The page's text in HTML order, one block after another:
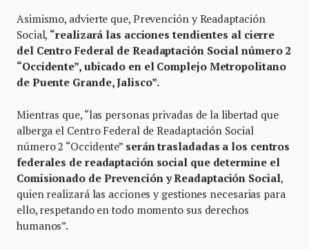
Asimismo, advierte que, Prevención y Readaptación
Social, “realizará las acciones tendientes al cierre
del Centro Federal de Readaptación Social número 2
“Occidente”, ubicado en el Complejo Metropolitano
de Puente Grande, Jalisco”.
Mientras que, “las personas privadas de la libertad que
alberga el Centro Federal de Readaptación Social
número 2 “Occidente” serán trasladadas a los centros
federales de readaptación social que determine el
Comisionado de Prevención y Readaptación Social,
quien realizará las acciones y gestiones necesarias para
ello, respetando en todo momento sus derechos
humanos”.